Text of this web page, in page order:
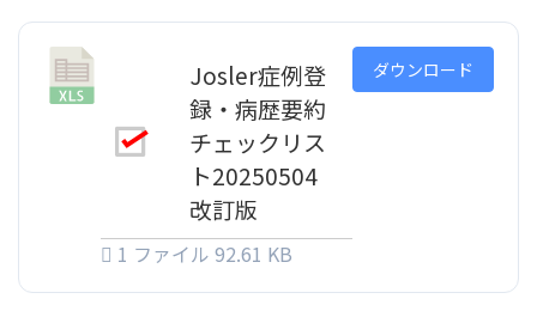
Josler症例登
録・病歴要約
チェックリス
ト20250504
改訂版
1 ファイル 92.61 KB
ダウンロード